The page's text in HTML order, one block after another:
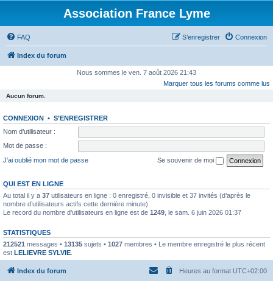
Association France Lyme
FAQ Connexion
S’enregistrer
Index du forum
Nous sommes le ven. 7 août 2026 21:43
Marquer tous les forums comme lus
Aucun forum.
CONNEXION • S’ENREGISTRER
Nom d’utilisateur :
Mot de passe :
J’ai oublié mon mot de passe
Se souvenir de moi
QUI EST EN LIGNE
Au total il y a 37 utilisateurs en ligne : 0 enregistré, 0 invisible et 37 invités (d’après le
nombre d’utilisateurs actifs cette dernière minute)
Le record du nombre d’utilisateurs en ligne est de 1249 , le sam. 6 juin 2026 01:37
STATISTIQUES
212521 messages • 13135 sujets • 1027 membres • Le membre enregistré le plus récent
est LELIEVRE SYLVIE
Index du forum Heures au format UTC+02:00